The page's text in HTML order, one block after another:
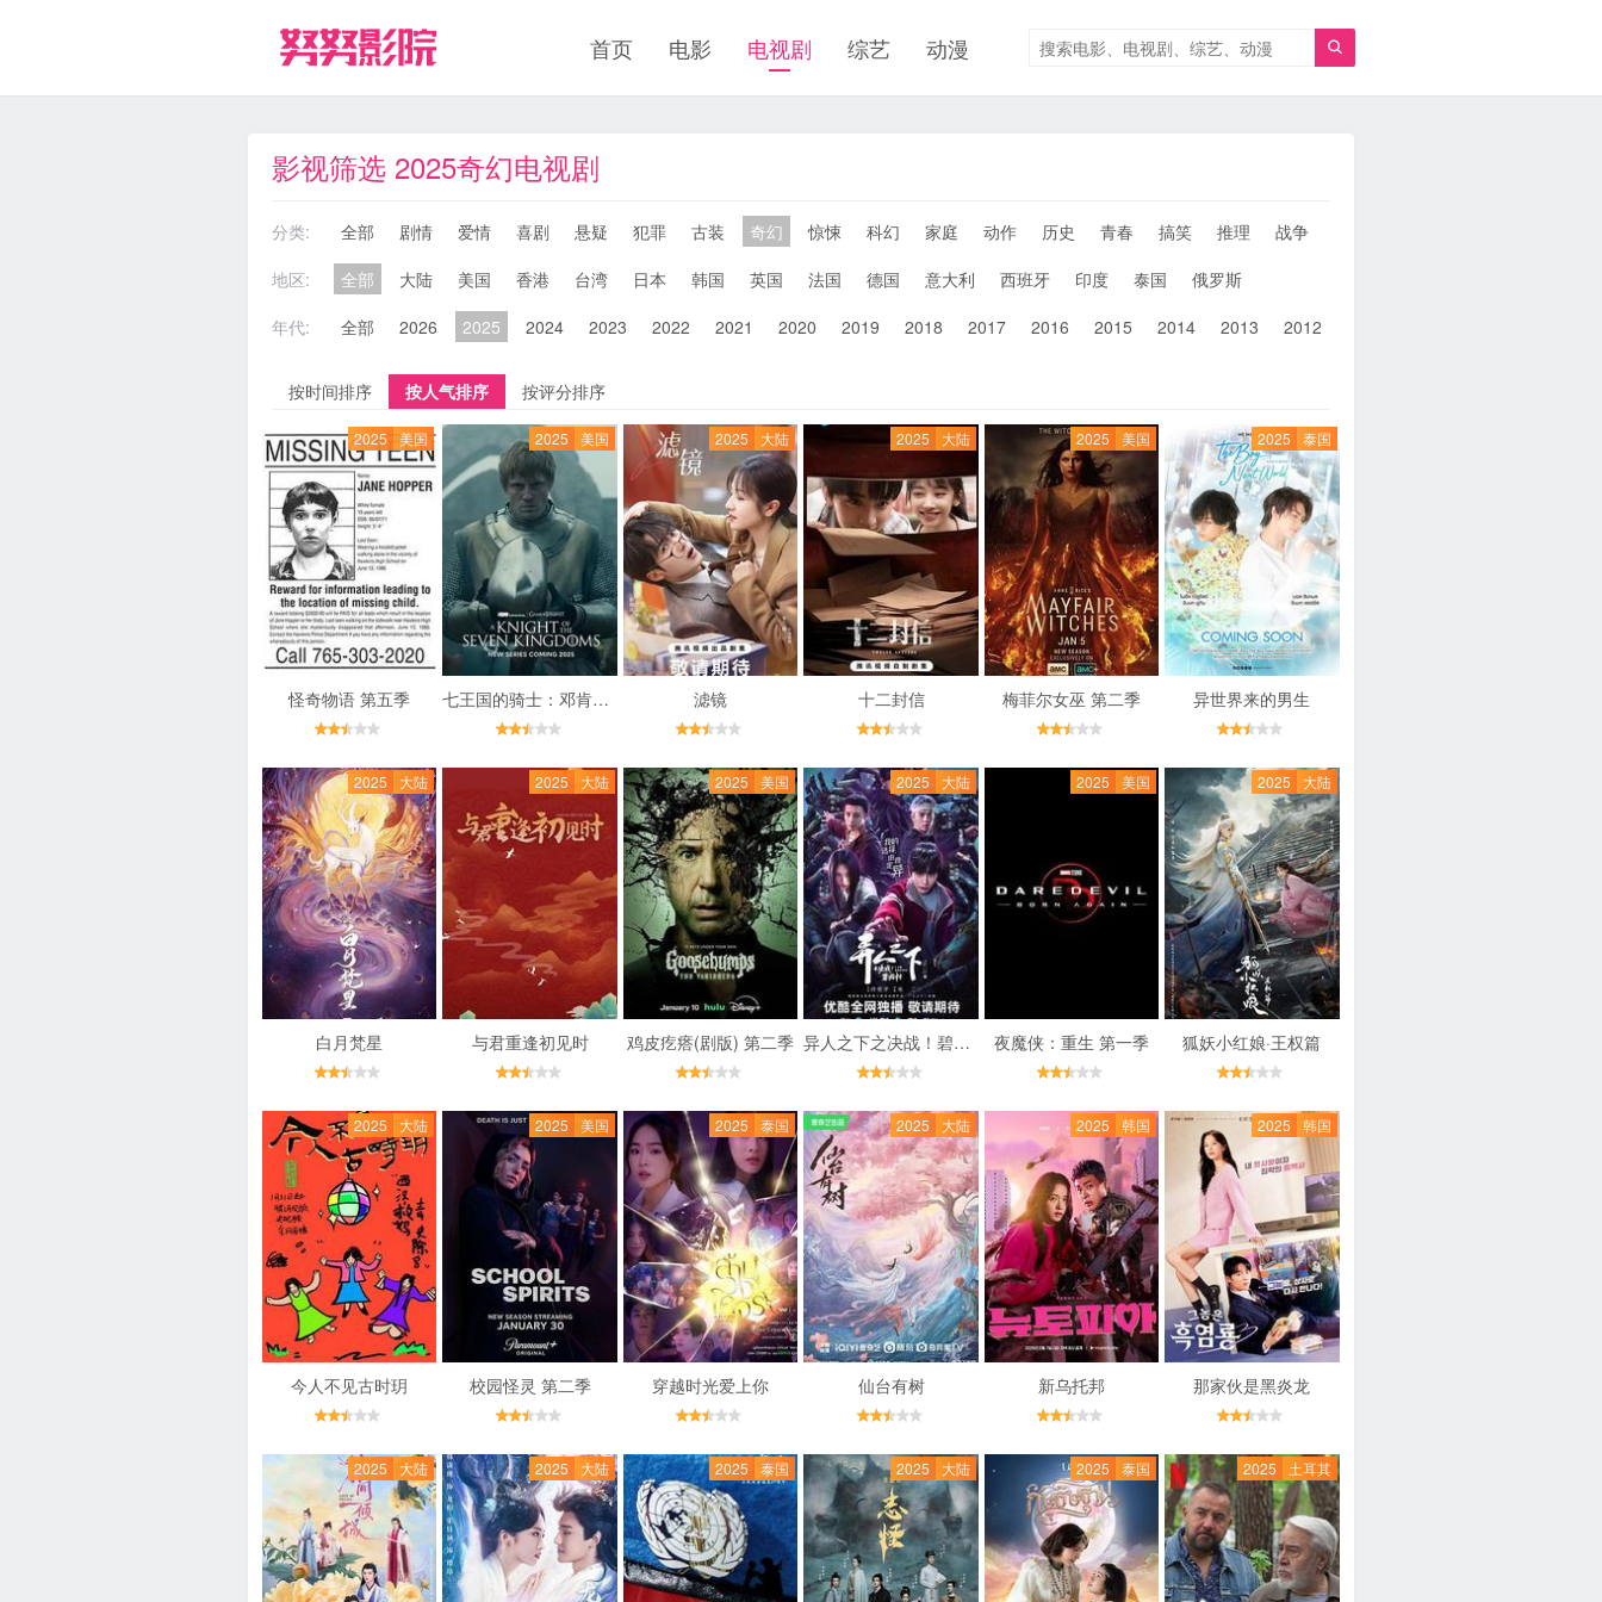

首页 电影 电视剧 综艺 动漫
影视筛选 2025奇幻电视剧
分类: 全部 剧情 爱情 喜剧 悬疑 犯罪 古装 奇幻 惊悚 科幻 家庭 动作 历史 青春 搞笑 推理 战争
地区:
全部 大陆 美国 香港 台湾 日本 韩国 英国 法国 德国 意大利 西班牙 印度 泰国
俄罗斯
年代:
全部 2026 2025 2024 2023 2022 2021 2020 2019 2018 2017 2016 2015 2014 2013 2012
按时间排序 按人气排序 按评分排序
2025 美国
怪奇物语 第五季
2025 美国
七王国的骑士：邓肯与伊戈 第一季
2025 大陆
滤镜
2025 大陆
十二封信
2025 美国
梅菲尔女巫 第二季
2025 泰国
异世界来的男生
2025 大陆
白月梵星
2025 大陆
与君重逢初见时
2025 美国
鸡皮疙瘩(剧版) 第二季
2025 大陆
异人之下之决战！碧游村
2025 美国
夜魔侠：重生 第一季
2025 大陆
狐妖小红娘·王权篇
2025 大陆
今人不见古时玥
2025 美国
校园怪灵 第二季
2025 泰国
穿越时光爱上你
2025 大陆
仙台有树
2025 韩国
新乌托邦
2025 韩国
那家伙是黑炎龙
2025 大陆 2025 大陆 2025 泰国 2025 大陆 2025 泰国 2025 土耳其